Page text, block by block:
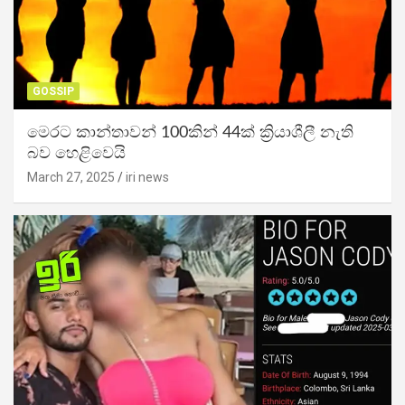
GOSSIP
මෙරට කාන්තාවන් 100කින් 44ක් ක්‍රියාශීලී නැති
බව හෙළිවෙයි
March 27, 2025 iri news